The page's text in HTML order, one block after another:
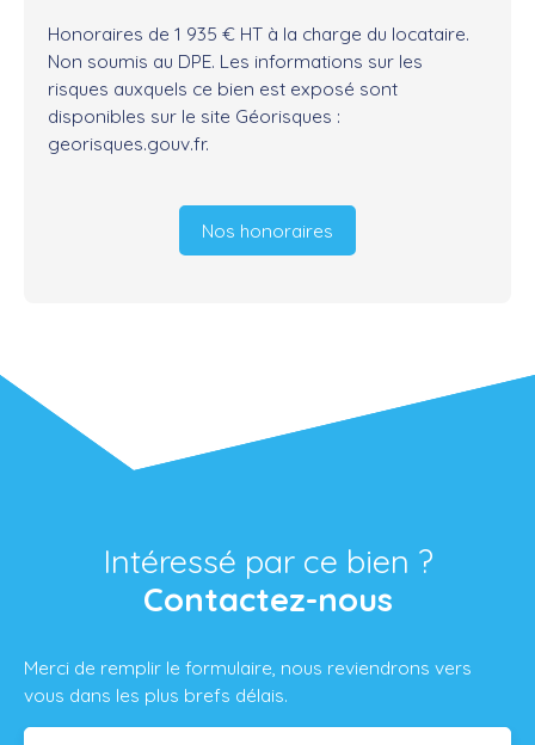
Honoraires de 1 935 € HT à la charge du locataire.
Non soumis au DPE. Les informations sur les
risques auxquels ce bien est exposé sont
disponibles sur le site Géorisques :
georisques.gouv.fr.
Nos honoraires
Intéressé par ce bien ?
Contactez-nous
Merci de remplir le formulaire, nous reviendrons vers
vous dans les plus brefs délais.